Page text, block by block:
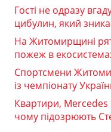
Гості не одразу
цибулин, який
На Житомирщині
пожеж в
Спортсмени
із чемпіонату
Квартири, Mercedes
чому підозрюють